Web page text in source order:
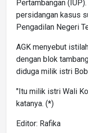
Pertambangan
persidangan kasus
Pengadilan Negeri
AGK menyebut
dengan blok
diduga milik istri
"Itu milik istri Wali
katanya. (*)
Editor: Rafika